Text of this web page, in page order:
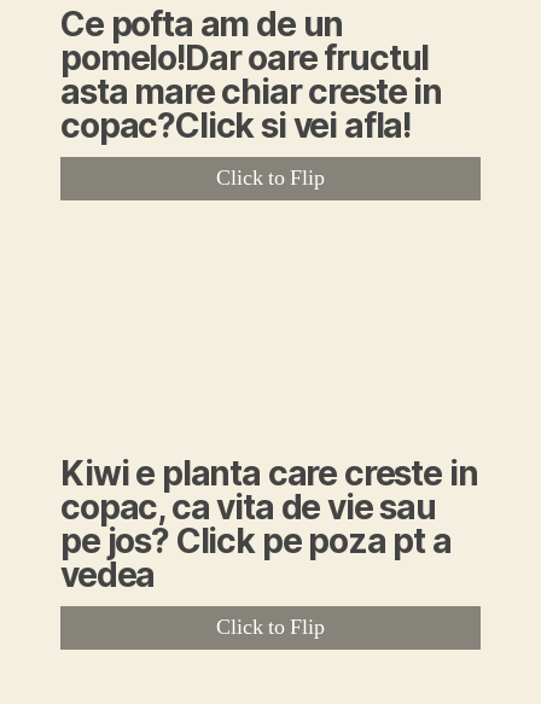
Ce pofta am de un
pomelo!Dar oare fructul
asta mare chiar creste in
copac?Click si vei afla!
Click to Flip
Kiwi e planta care creste in
copac, ca vita de vie sau
pe jos? Click pe poza pt a
vedea
Click to Flip